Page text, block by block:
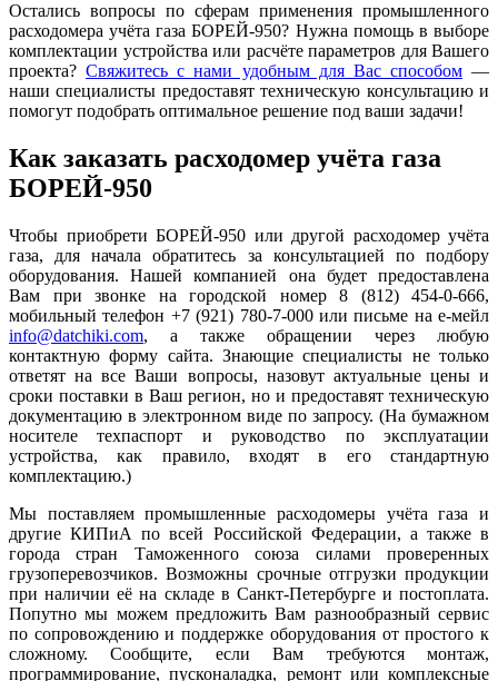
Остались вопросы по сферам применения промышленного
расходомера учёта газа БОРЕЙ-950? Нужна помощь в выборе
комплектации устройства или расчёте параметров для Вашего
проекта?Свяжитесь с нами удобным для Вас способом—
наши специалисты предоставят техническую консультацию и
помогут подобрать оптимальное решение под ваши задачи!
Как заказать расходомер учёта газа
БОРЕЙ-950
Чтобы приобрети БОРЕЙ-950 или другой расходомер учёта
газа, для начала обратитесь за консультацией по подбору
оборудования. Нашей компанией она будет предоставлена
Вам при звонке на городской номер 8 (812) 454-0-666,
мобильный телефон +7 (921) 780-7-000 или письме на е-мейл
info@datchiki.com, а также обращении через любую
контактную форму сайта. Знающие специалисты не только
ответят на все Ваши вопросы, назовут актуальные цены и
сроки поставки в Ваш регион, но и предоставят техническую
документацию в электронном виде по запросу. (На бумажном
носителе техпаспорт и руководство по эксплуатации
устройства, как правило, входят в его стандартную
комплектацию.)
Мы поставляем промышленные расходомеры учёта газа и
другие КИПиА по всей Российской Федерации, а также в
города стран Таможенного союза силами проверенных
грузоперевозчиков. Возможны срочные отгрузки продукции
при наличии её на складе в Санкт-Петербурге и постоплата.
Попутно мы можем предложить Вам разнообразный сервис
по сопровождению и поддержке оборудования от простого к
сложному. Сообщите, если Вам требуются монтаж,
программирование, пусконаладка, ремонт или комплексные